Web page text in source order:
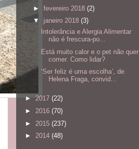
► fevereiro 2018 (2)
▼ janeiro 2018 (3)
Intolerância e Alergia Alimentar
não é frescura-po...
Está muito calor e o pet não quer
comer. Como lidar?
‘Ser feliz é uma escolha’, de
Helena Fraga, convid...
► 2017 (22)
► 2016 (70)
► 2015 (237)
► 2014 (48)